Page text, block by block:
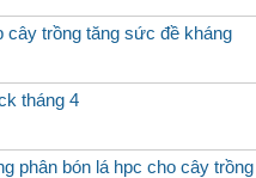
cây trồng tăng sức đề kháng
tháng 4
phân bón lá hpc cho cây trồng